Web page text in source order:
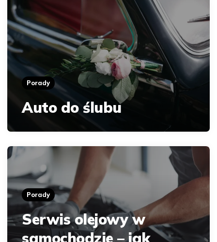
Porady
Auto do ślubu
Porady
Serwis olejowy w
samochodzie – jak